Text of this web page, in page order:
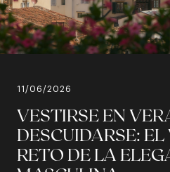
11/06/2026
VESTIRSE EN
DESCUIDARSE:
RETO DE LA